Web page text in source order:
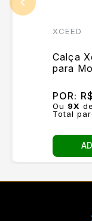
XCEED
Calça
para
POR:
Ou 9X de
Total